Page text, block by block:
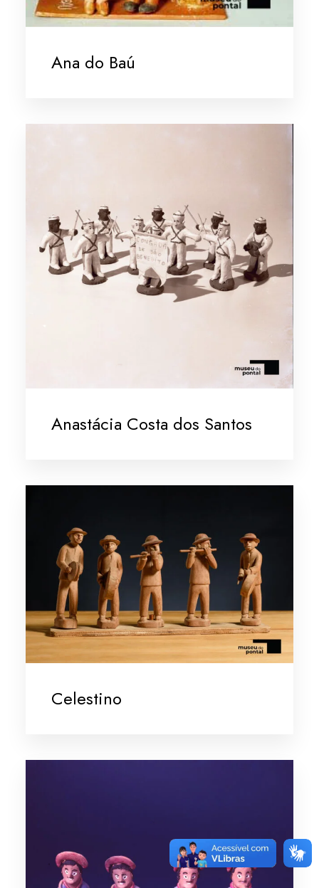
Ana do Baú
Anastácia Costa dos Santos
Celestino